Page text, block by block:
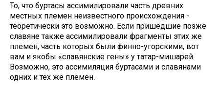
То, что буртасы ассимилировали часть древних
местных племен неизвестного происхождения -
теоретически это возможно. Если пришедшие позже
славяне также ассимилировали фрагменты этих же
племен, часть которых были финно-угорскими, вот
вам и якобы «славянские гены» у татар-мишарей.
Возможно, это ассимиляция буртасами и славянами
одних и тех же племен.